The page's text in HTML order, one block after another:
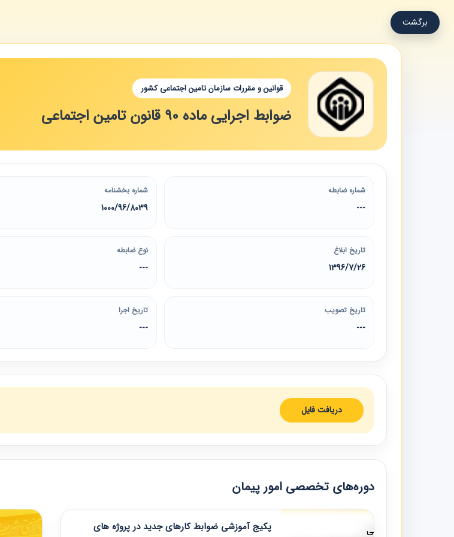
برگشت
قوانین و مقررات سازمان تامین اجتماعی کشور
ضوابط اجرایی ماده 90 قانون تامین اجتماعی
شماره ضابطه
---
شماره بخشنامه
1000/96/8039
تاریخ ابلاغ
1396/7/26
نوع ضابطه
---
تاریخ تصویب
---
تاریخ اجرا
---
دریافت فایل
دوره‌های تخصصی امور پیمان
پکیج آموزشی ضوابط کارهای جدید در پروژه های